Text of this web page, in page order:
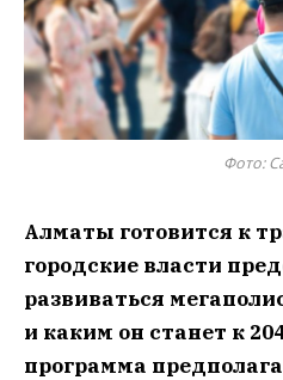
Фото:
Алматы готовится к
городские власти
развиваться
и каким он станет к
программа